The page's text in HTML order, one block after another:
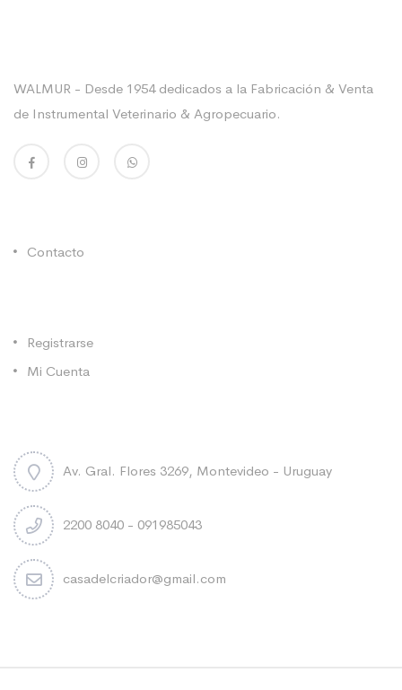
WALMUR - Desde 1954 dedicados a la Fabricación & Venta
de Instrumental Veterinario & Agropecuario.
Contacto
Registrarse
Mi Cuenta
Av. Gral. Flores 3269, Montevideo - Uruguay
2200 8040 - 091985043
casadelcriador@gmail.com